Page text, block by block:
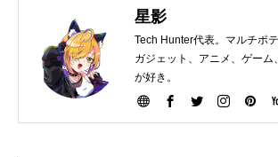
星影
Tech Hunter代表。マルチポ
ガジェット、アニメ、ゲーム
が好き。